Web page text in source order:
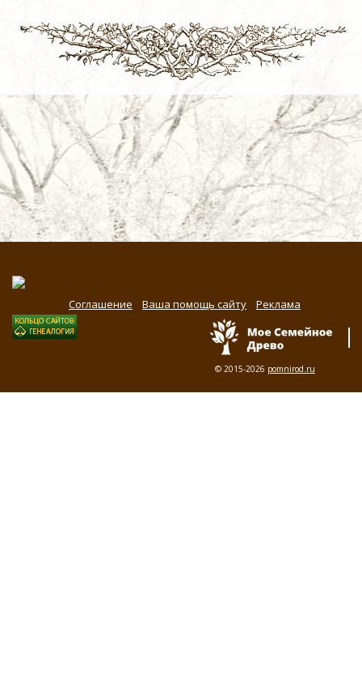
Соглашение Ваша помощь сайту Реклама
© 2015-2026 pomnirod.ru